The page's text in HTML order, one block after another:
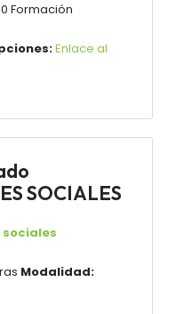
Formación
Enlace al
SOCIALES
sociales
Modalidad: